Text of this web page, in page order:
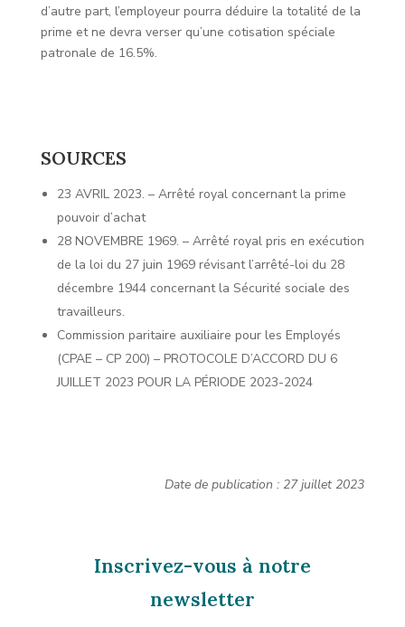
d’autre part, l’employeur pourra déduire la totalité de la
prime et ne devra verser qu’une cotisation spéciale
patronale de 16.5%.
SOURCES
23 AVRIL 2023. – Arrêté royal concernant la prime
pouvoir d’achat
28 NOVEMBRE 1969. – Arrêté royal pris en exécution
de la loi du 27 juin 1969 révisant l’arrêté-loi du 28
décembre 1944 concernant la Sécurité sociale des
travailleurs.
Commission paritaire auxiliaire pour les Employés
(CPAE – CP 200) – PROTOCOLE D’ACCORD DU 6
JUILLET 2023 POUR LA PÉRIODE 2023-2024
Date de publication : 27 juillet 2023
Inscrivez-vous à notre
newsletter